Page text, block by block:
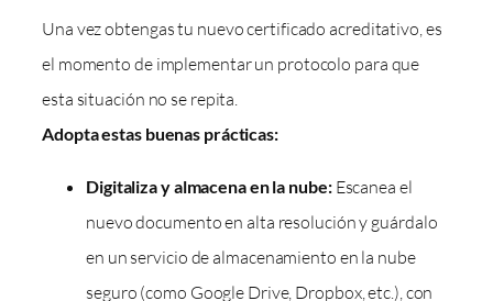
Una vez obtengas tu nuevo certificado acreditativo, es
el momento de implementar un protocolo para que
esta situación no se repita.
Adopta estas buenas prácticas:
Digitaliza y almacena en la nube:Escanea el
nuevo documento en alta resolución y guárdalo
en un servicio de almacenamiento en la nube
seguro (como Google Drive, Dropbox, etc.), con